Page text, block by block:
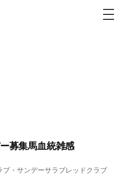
メ
ニ
募集馬血統雑感
・サンデーサラブレッドクラブ